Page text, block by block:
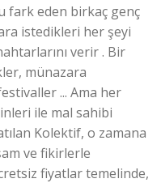
fark eden birkaç genç
istedikleri her şeyi
verir . Bir
münazara
... Ama her
ile mal sahibi
Kolektif, o zamana
ve fikirlerle
fiyatlar temelinde,